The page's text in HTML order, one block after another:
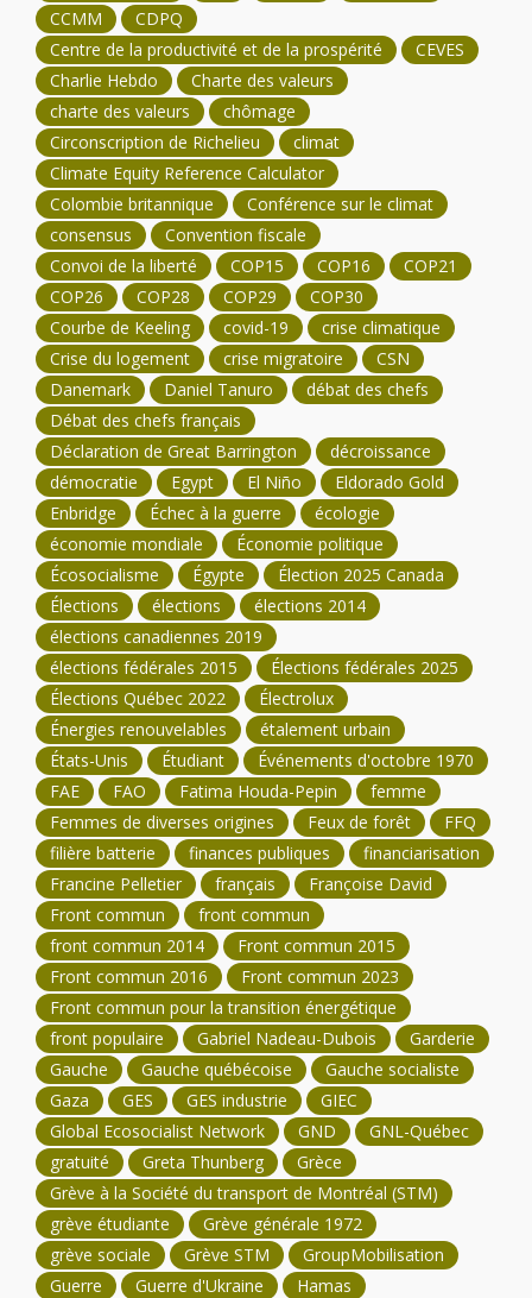
CCMM
CDPQ
Centre de la productivité et de la prospérité
CEVES
Charlie Hebdo
Charte des valeurs
charte des valeurs
chômage
Circonscription de Richelieu
climat
Climate Equity Reference Calculator
Colombie britannique
Conférence sur le climat
consensus
Convention fiscale
Convoi de la liberté
COP15 COP16
COP21
COP26
COP28 COP29
COP30
Courbe de Keeling
covid-19
crise climatique
Crise du logement
crise migratoire
CSN
Danemark
Daniel Tanuro
débat des chefs
Débat des chefs français
Déclaration de Great Barrington
décroissance
démocratie
Egypt El Niño
Eldorado Gold
Enbridge
Échec à la guerre
écologie
économie mondiale
Économie politique
Écosocialisme
Égypte
Élection 2025 Canada
Élections
élections
élections 2014
élections canadiennes 2019
élections fédérales 2015
Élections fédérales 2025
Élections Québec 2022
Électrolux
Énergies renouvelables
étalement urbain
États-Unis
Étudiant
Événements d'octobre 1970
FAE
FAO Fatima Houda-Pepin
femme
Femmes de diverses origines
Feux de forêt
FFQ
filière batterie
finances publiques
financiarisation
Francine Pelletier
français
Françoise David
Front commun
front commun
front commun 2014
Front commun 2015
Front commun 2016
Front commun 2023
Front commun pour la transition énergétique
front populaire
Gabriel Nadeau-Dubois
Garderie
Gauche
Gauche québécoise
Gauche socialiste
Gaza
GES GES industrie
GIEC
Global Ecosocialist Network
GND
GNL-Québec
gratuité
Greta Thunberg
Grèce
Grève à la Société du transport de Montréal (STM)
grève étudiante
Grève générale 1972
grève sociale
Grève STM
GroupMobilisation
Guerre
Guerre d'Ukraine
Hamas